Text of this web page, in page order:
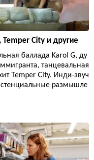
Temper City и другие
баллада Karol G, ду
танцевальная
Temper City. Инди-звуч
размышле